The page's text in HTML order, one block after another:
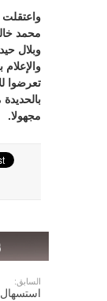
واعتقلت
محمد
وبلال
تعرضوا
مجهولا.
السابق: